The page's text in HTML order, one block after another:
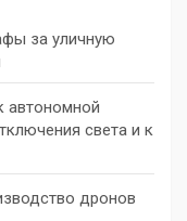
за уличную
автономной
света и к
дронов